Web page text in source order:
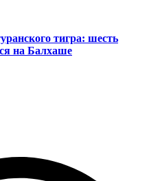
тигра: шесть
на Балхаше